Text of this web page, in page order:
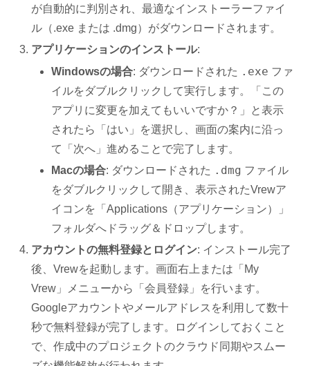
が自動的に判別され、最適なインストーラーファイ
ル（.exe または .dmg）がダウンロードされます。
アプリケーションのインストール:
Windowsの場合: ダウンロードされた .exe ファ
イルをダブルクリックして実行します。「この
アプリに変更を加えてもいいですか？」と表示
されたら「はい」を選択し、画面の案内に沿っ
て「次へ」進めることで完了します。
Macの場合: ダウンロードされた .dmg ファイル
をダブルクリックして開き、表示されたVrewア
イコンを「Applications（アプリケーション）」
フォルダへドラッグ＆ドロップします。
アカウントの無料登録とログイン: インストール完了
後、Vrewを起動します。画面右上または「My
Vrew」メニューから「会員登録」を行います。
Googleアカウントやメールアドレスを利用して数十
秒で無料登録が完了します。ログインしておくこと
で、作成中のプロジェクトのクラウド同期やスムー